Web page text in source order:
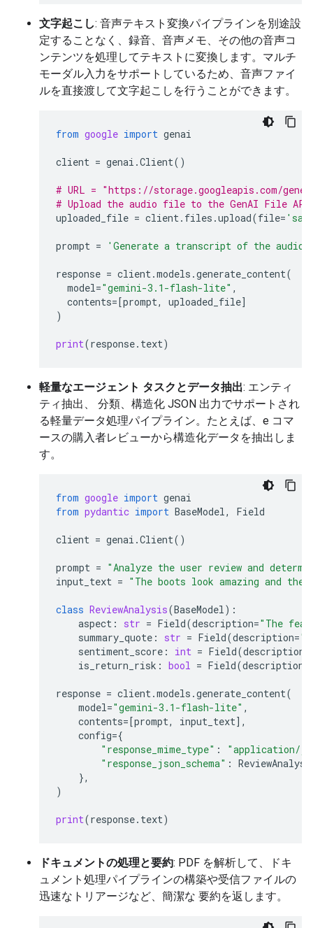
文字起こし: 音声テキスト変換パイプラインを別途設
定することなく、録音、音声メモ、その他の音声コ
ンテンツを処理してテキストに変換します。マルチ
モーダル入力をサポートしているため、音声ファイ
ルを直接渡して文字起こしを行うことができます。
from google import genai
client = genai .Client()
# URL = "https://storage.googleapis.com/
# Upload the audio file to the GenAI File API
uploaded_file = client. files .upload(file=
prompt = 'Generate a transcript of the
response = client.models .generate_content(
model="gemini-3.1-flash-lite" ,
contents=[prompt, uploaded_file]
)
print(response. text)
軽量なエージェント タスクとデータ抽出: エンティ
ティ抽出、 分類、構造化 JSON 出力でサポートされ
る軽量データ処理パイプライン。たとえば、e コマ
ースの購入者レビューから構造化データを抽出しま
す。
from google import genai
from pydantic import BaseModel, Field
client = genai .Client()
prompt = "Analyze the user review and
input_text = "The boots look amazing and
class ReviewAnalysis(BaseModel):
aspect : str = Field(description="The
summary_quote : str = Field(description=
sentiment_score : int = Field(description
is_return_risk : bool = Field(description
response = client.models .generate_content(
model="gemini-3.1-flash-lite" ,
contents=[prompt, input_text],
config={
"response_mime_type" :
"application/
"response_json_schema" :
},
)
print(response. text)
ドキュメントの処理と要約: PDF を解析して、ドキ
ュメント処理パイプラインの構築や受信ファイルの
迅速なトリアージなど、簡潔な 要約を返します。